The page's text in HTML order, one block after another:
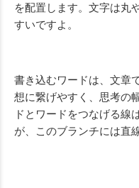
を配置します。文字は丸
すいですよ。
書き込むワードは、文章
想に繋げやすく、思考の
ドとワードをつなげる線
が、このブランチには直